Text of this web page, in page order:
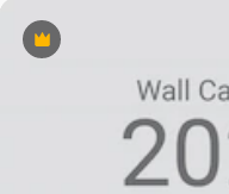
Премиум